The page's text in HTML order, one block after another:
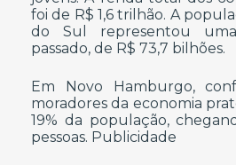
foi de R$ 1,6 trilhão. A
do Sul representou
passado, de R$ 73,7 bilhões.
Em Novo Hamburgo,
moradores da economia
19% da população,
pessoas. Publicidade